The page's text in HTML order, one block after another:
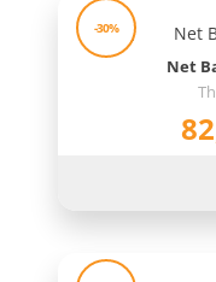
-30%
Net